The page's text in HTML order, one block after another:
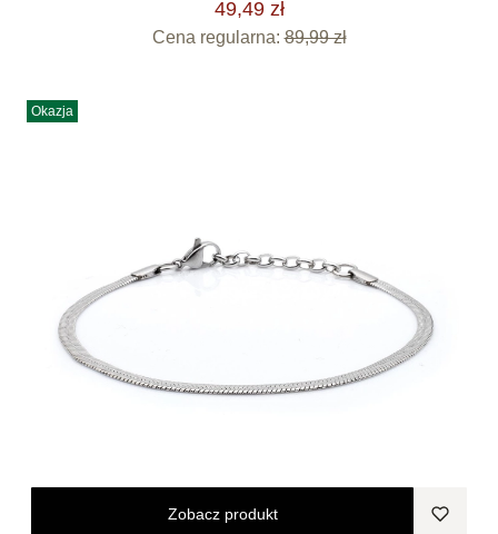
49,49 zł
Cena regularna: 89,99 zł
Okazja
Zobacz produkt